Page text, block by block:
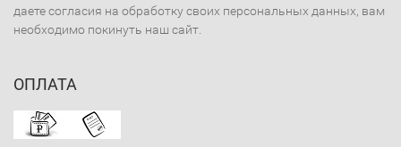
даете согласия на обработку своих персональных данных, вам
необходимо покинуть наш сайт.
ОПЛАТА